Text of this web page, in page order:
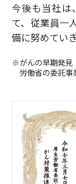
今後も当社は
て、従業員一
備に努めていき
※がんの早期発見
労働省の委託事